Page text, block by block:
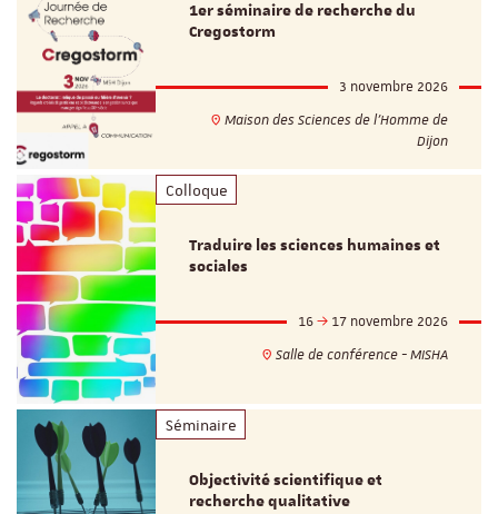
1er séminaire de recherche du
Cregostorm
3 novembre 2026
Maison des Sciences de l'Homme de
Dijon
Colloque
Traduire les sciences humaines et
sociales
16
17 novembre 2026
Salle de conférence - MISHA
Séminaire
Objectivité scientifique et
recherche qualitative